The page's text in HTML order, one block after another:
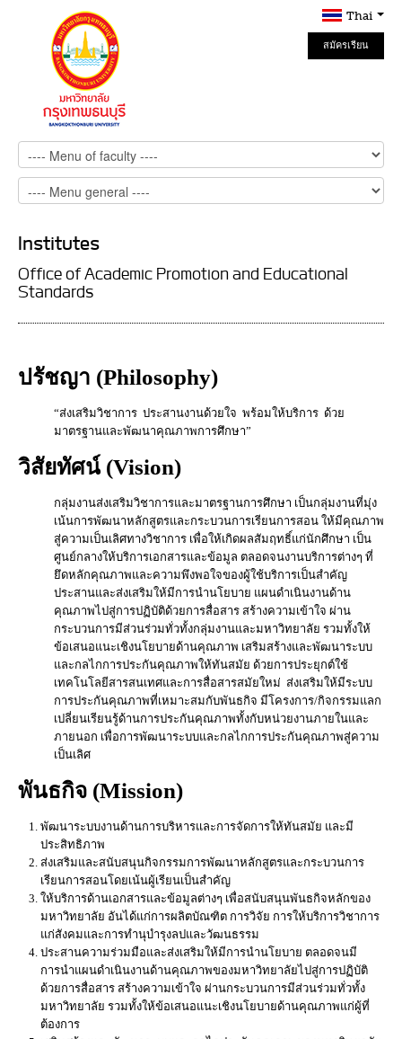
Thai
สมัครเรียน
Online
Institutes
Office of Academic Promotion and Educational
Standards
ปรัชญา (Philosophy)
“ส่งเสริมวิชาการ ประสานงานด้วยใจ พร้อมให้บริการ ด้วย
มาตรฐานและพัฒนาคุณภาพการศึกษา”
วิสัยทัศน์ (Vision)
กลุ่มงานส่งเสริมวิชาการและมาตรฐานการศึกษา เป็นกลุ่มงานที่มุ่ง
เน้นการพัฒนาหลักสูตรและกระบวนการเรียนการสอน ให้มีคุณภาพ
สู่ความเป็นเลิศทางวิชาการ เพื่อให้เกิดผลสัมฤทธิ์แก่นักศึกษา เป็น
ศูนย์กลางให้บริการเอกสารและข้อมูล ตลอดจนงานบริการต่างๆ ที่
ยึดหลักคุณภาพและความพึงพอใจของผู้ใช้บริการเป็นสำคัญ
ประสานและส่งเสริมให้มีการนำนโยบาย แผนดำเนินงานด้าน
คุณภาพไปสู่การปฏิบัติด้วยการสื่อสาร สร้างความเข้าใจ ผ่าน
กระบวนการมีส่วนร่วมทั่วทั้งกลุ่มงานและมหาวิทยาลัย รวมทั้งให้
ข้อเสนอแนะเชิงนโยบายด้านคุณภาพ เสริมสร้างและพัฒนาระบบ
และกลไกการประกันคุณภาพให้ทันสมัย ด้วยการประยุกต์ใช้
เทคโนโลยีสารสนเทศและการสื่อสารสมัยใหม่ ส่งเสริมให้มีระบบ
การประกันคุณภาพที่เหมาะสมกับพันธกิจ มีโครงการ/กิจกรรมแลก
เปลี่ยนเรียนรู้ด้านการประกันคุณภาพทั้งกับหน่วยงานภายในและ
ภายนอก เพื่อการพัฒนาระบบและกลไกการประกันคุณภาพสู่ความ
เป็นเลิศ
พันธกิจ (Mission)
พัฒนาระบบงานด้านการบริหารและการจัดการให้ทันสมัย และมี
ประสิทธิภาพ
ส่งเสริมและสนับสนุนกิจกรรมการพัฒนาหลักสูตรและกระบวนการ
เรียนการสอนโดยเน้นผู้เรียนเป็นสำคัญ
ให้บริการด้านเอกสารและข้อมูลต่างๆ เพื่อสนับสนุนพันธกิจหลักของ
มหาวิทยาลัย อันได้แก่การผลิตบัณฑิต การวิจัย การให้บริการวิชาการ
แก่สังคมและการทำนุบำรุงลปและวัฒนธรรม
ประสานความร่วมมือและส่งเสริมให้มีการนำนโยบาย ตลอดจนมี
การนำแผนดำเนินงานด้านคุณภาพของมหาวิทยาลัยไปสู่การปฏิบัติ
ด้วยการสื่อสาร สร้างความเข้าใจ ผ่านกระบวนการมีส่วนร่วมทั่วทั้ง
มหาวิทยาลัย รวมทั้งให้ข้อเสนอแนะเชิงนโยบายด้านคุณภาพแก่ผู้ที่
ต้องการ